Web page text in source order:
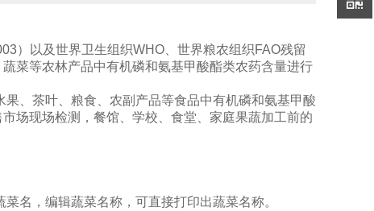
）以及世界卫生组织WHO、世界粮农组织FAO残留
菜等农林产品中有机磷和氨基甲酸酯类农药含量进行
果、茶叶、粮食、农副产品等食品中有机磷和氨基甲酸
场现场检测，餐馆、学校、食堂、家庭果蔬加工前的
名，编辑蔬菜名称，可直接打印出蔬菜名称。